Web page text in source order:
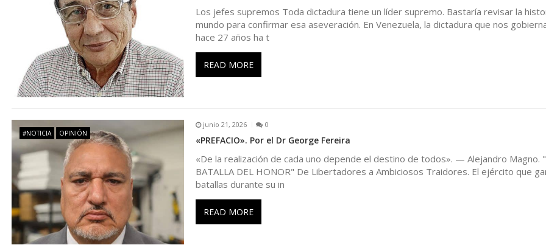
ó
n
d
e
e
Los jefes supremos Toda dictadura tiene un líder supremo. Bastaría revisar la
mundo para confirmar esa aseveración. En Venezuela, la dictadura que nos
hace 27 años ha t
READ MORE
#NOTICIA OPINIÓN
junio 21, 2026 0
«PREFACIO». Por el Dr George Fereira
«De la realización de cada uno depende el destino de todos». — Alejandro Magno.
BATALLA DEL HONOR" De Libertadores a Ambiciosos Traidores. El ejército que
batallas durante su in
READ MORE